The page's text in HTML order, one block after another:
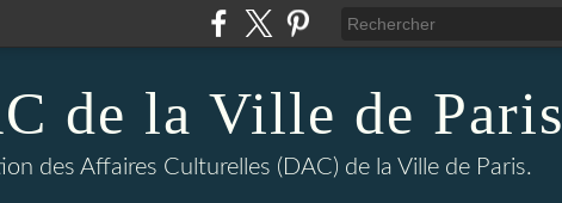
de la Ville de Paris
des Affaires Culturelles (DAC) de la Ville de Paris.